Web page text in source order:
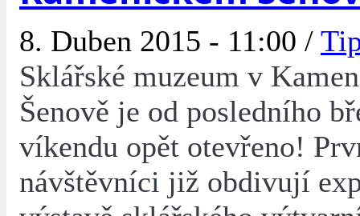
8. Duben 2015 - 11:00 /
Sklářské muzeum v
Šenově je od posledního
víkendu opět otevřeno!
návštěvníci již obdivují